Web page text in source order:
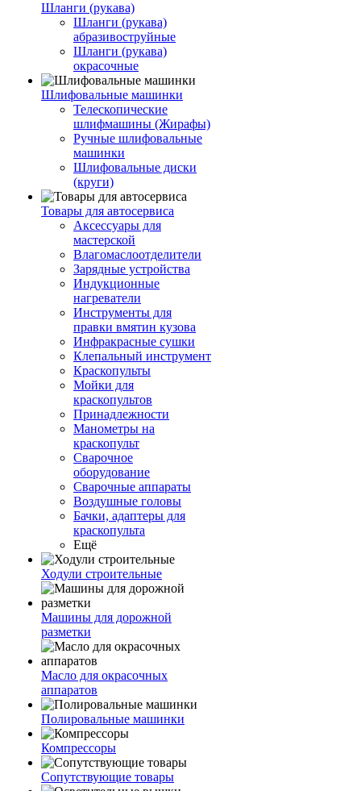
Шланги (рукава)
Шланги (рукава)
абразивоструйные
Шланги (рукава)
окрасочные
Шлифовальные машинки
Телескопические
шлифмашины (Жирафы)
Ручные шлифовальные
машинки
Шлифовальные диски
(круги)
Товары для автосервиса
Аксессуары для
мастерской
Влагомаслоотделители
Зарядные устройства
Индукционные
нагреватели
Инструменты для
правки вмятин кузова
Инфракрасные сушки
Клепальный инструмент
Краскопульты
Мойки для
краскопультов
Принадлежности
Манометры на
краскопульт
Сварочное
оборудование
Сварочные аппараты
Воздушные головы
Бачки, адаптеры для
краскопульта
Ещё
Ходули строительные
Машины для дорожной
разметки
Масло для окрасочных
аппаратов
Полировальные машинки
Компрессоры
Сопутствующие товары